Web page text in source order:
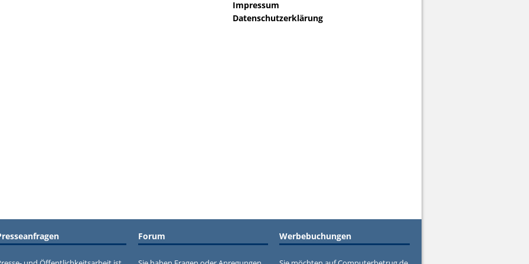
Impressum
Datenschutzerklärung
Forum Werbebuchungen